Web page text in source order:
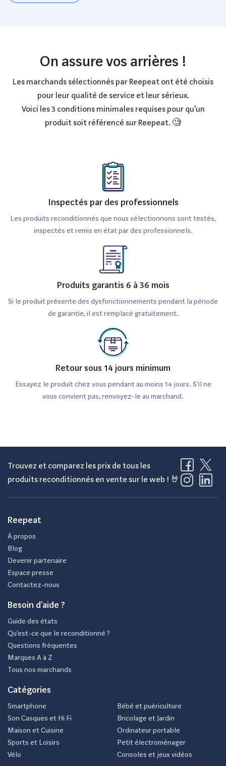
On assure vos arrières !
Les marchands sélectionnés par Reepeat ont été choisis
pour leur qualité de service et leur sérieux.
Voici les 3 conditions minimales requises pour qu'un
produit soit référencé sur Reepeat. 🧐
Inspectés par des professionnels
Les produits reconditionnés que nous sélectionnons sont testés,
inspectés et remis en état par des professionnels.
Produits garantis 6 à 36 mois
Si le produit présente des dysfonctionnements pendant la période
de garantie, il est remplacé gratuitement.
Retour sous 14 jours minimum
Essayez le produit chez vous pendant au moins 14 jours. S'il ne
vous convient pas, renvoyez-le au marchand.
Trouvez et comparez les prix de tous les
produits reconditionnés en vente sur le web ! 🤘
Reepeat
À propos
Blog
Devenir partenaire
Espace presse
Contactez-nous
Besoin d'aide ?
Guide des états
Qu’est-ce que le reconditionné ?
Questions fréquentes
Marques A à Z
Tous nos marchands
Catégories
Smartphone
Son Casques et Hi Fi
Maison et Cuisine
Sports et Loisirs
Vélo
Bébé et puériculture
Bricolage et Jardin
Ordinateur portable
Petit électroménager
Consoles et jeux vidéos